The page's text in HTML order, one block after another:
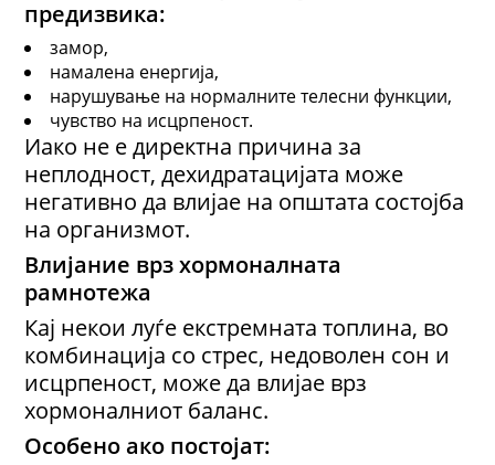
предизвика:
замор,
намалена енергија,
нарушување на нормалните телесни функции,
чувство на исцрпеност.
Иако не е директна причина за
неплодност, дехидратацијата може
негативно да влијае на општата состојба
на организмот.
Влијание врз хормоналната
рамнотежа
Кај некои луѓе екстремната топлина, во
комбинација со стрес, недоволен сон и
исцрпеност, може да влијае врз
хормоналниот баланс.
Особено ако постојат: